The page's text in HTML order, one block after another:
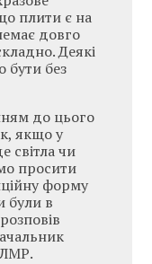
плити є на
довго
Деякі
бути без
до цього
якщо у
світла чи
просити
форму
були в
ЛМР.